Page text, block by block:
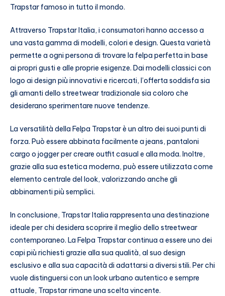
Trapstar famoso in tutto il mondo.
Attraverso Trapstar Italia, i consumatori hanno accesso a
una vasta gamma di modelli, colori e design. Questa varietà
permette a ogni persona di trovare la felpa perfetta in base
ai propri gusti e alle proprie esigenze. Dai modelli classici con
logo ai design più innovativi e ricercati, l’offerta soddisfa sia
gli amanti dello streetwear tradizionale sia coloro che
desiderano sperimentare nuove tendenze.
La versatilità della Felpa Trapstar è un altro dei suoi punti di
forza. Può essere abbinata facilmente a jeans, pantaloni
cargo o jogger per creare outfit casual e alla moda. Inoltre,
grazie alla sua estetica moderna, può essere utilizzata come
elemento centrale del look, valorizzando anche gli
abbinamenti più semplici.
In conclusione, Trapstar Italia rappresenta una destinazione
ideale per chi desidera scoprire il meglio dello streetwear
contemporaneo. La Felpa Trapstar continua a essere uno dei
capi più richiesti grazie alla sua qualità, al suo design
esclusivo e alla sua capacità di adattarsi a diversi stili. Per chi
vuole distinguersi con un look urbano autentico e sempre
attuale, Trapstar rimane una scelta vincente.